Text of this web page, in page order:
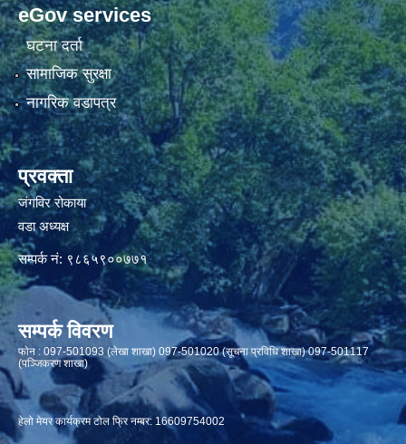
eGov services
घटना दर्ता
सामाजिक सुरक्षा
नागरिक वडापत्र
प्रवक्ता
जंगविर रोकाया
वडा अध्यक्ष
सम्पर्क नं: ९८६५९००७७१
सम्पर्क विवरण
फाेन : 097-501093 (लेखा शाखा) 097-501020 (सूचना प्रविधि शाखा) 097-501117
(पञ्जिकरण शाखा)
हेलो मेयर कार्यक्रम टोल फ्रि नम्बर: 16609754002